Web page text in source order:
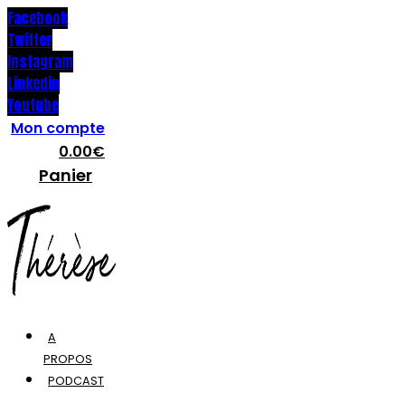
Facebook
Twitter
Instagram
Linkedin
Youtube
Mon compte
0.00€
Panier
A
PROPOS
PODCAST